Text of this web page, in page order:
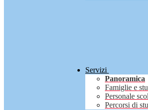
Servizi
Panoramica
Famiglie e
Personale
Percorsi di